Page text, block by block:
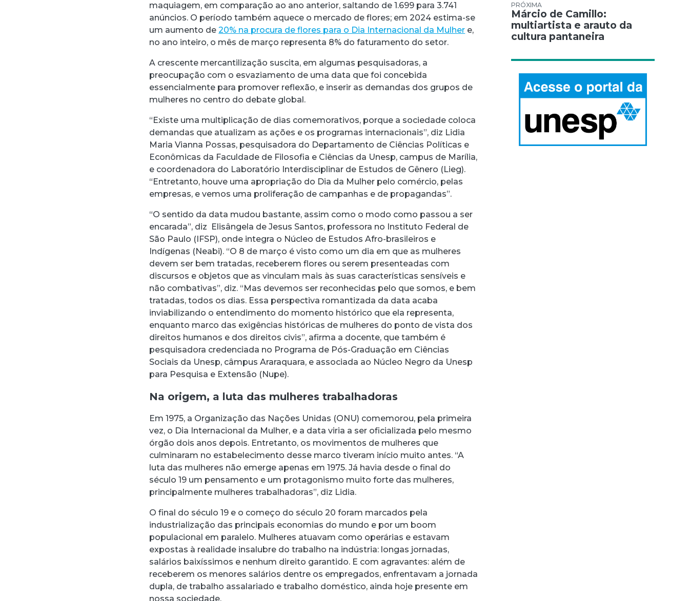
maquiagem, em comparação ao ano anterior, saltando de 1.699 para 3.741
anúncios. O período também aquece o mercado de flores; em 2024 estima-se
um aumento de20% na procura de flores para o Dia Internacional da Mulher e,
no ano inteiro, o mês de março representa 8% do faturamento do setor.
A crescente mercantilização suscita, em algumas pesquisadoras, a
preocupação com o esvaziamento de uma data que foi concebida
essencialmente para promover reflexão, e inserir as demandas dos grupos de
mulheres no centro do debate global.
“Existe uma multiplicação de dias comemorativos, porque a sociedade coloca
demandas que atualizam as ações e os programas internacionais”, diz Lidia
Maria Vianna Possas, pesquisadora do Departamento de Ciências Políticas e
Econômicas da Faculdade de Filosofia e Ciências da Unesp, campus de Marília,
e coordenadora do Laboratório Interdisciplinar de Estudos de Gênero (Lieg).
“Entretanto, houve uma apropriação do Dia da Mulher pelo comércio, pelas
empresas, e vemos uma proliferação de campanhas e de propagandas”.
“O sentido da data mudou bastante, assim como o modo como passou a ser
encarada”, diz Elisângela de Jesus Santos, professora no Instituto Federal de
São Paulo (IFSP), onde integra o Núcleo de Estudos Afro-brasileiros e
Indígenas (Neabi). “O 8 de março é visto como um dia em que as mulheres
devem ser bem tratadas, receberem flores ou serem presenteadas com
discursos e objetos que as vinculam mais às suas características sensíveis e
não combativas”, diz. “Mas devemos ser reconhecidas pelo que somos, e bem
tratadas, todos os dias. Essa perspectiva romantizada da data acaba
inviabilizando o entendimento do momento histórico que ela representa,
enquanto marco das exigências históricas de mulheres do ponto de vista dos
direitos humanos e dos direitos civis”, afirma a docente, que também é
pesquisadora credenciada no Programa de Pós-Graduação em Ciências
Sociais da Unesp, câmpus Araraquara, e associada ao Núcleo Negro da Unesp
para Pesquisa e Extensão (Nupe).
Na origem, a luta das mulheres trabalhadoras
Em 1975, a Organização das Nações Unidas (ONU) comemorou, pela primeira
vez, o Dia Internacional da Mulher, e a data viria a ser oficializada pelo mesmo
órgão dois anos depois. Entretanto, os movimentos de mulheres que
culminaram no estabelecimento desse marco tiveram início muito antes. “A
luta das mulheres não emerge apenas em 1975. Já havia desde o final do
século 19 um pensamento e um protagonismo muito forte das mulheres,
principalmente mulheres trabalhadoras”, diz Lidia.
O final do século 19 e o começo do século 20 foram marcados pela
industrialização das principais economias do mundo e por um boom
populacional em paralelo. Mulheres atuavam como operárias e estavam
expostas à realidade insalubre do trabalho na indústria: longas jornadas,
salários baixíssimos e nenhum direito garantido. E com agravantes: além de
receberem os menores salários dentre os empregados, enfrentavam a jornada
dupla, de trabalho assalariado e trabalho doméstico, ainda hoje presente em
nossa sociedade.
Márcio de Camillo:
multiartista e arauto da
cultura pantaneira